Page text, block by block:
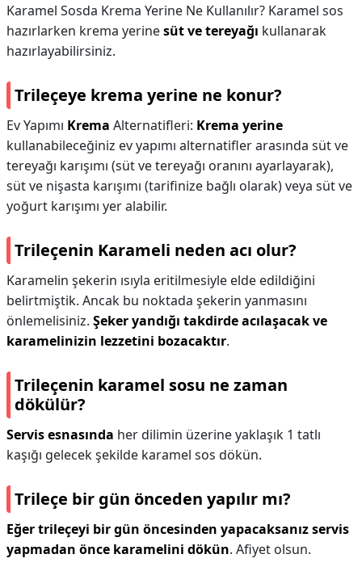
Karamel Sosda Krema Yerine Ne Kullanılır? Karamel sos
hazırlarken krema yerinesüt ve tereyağı kullanarak
hazırlayabilirsiniz.
Trileçeye krema yerine ne konur?
Ev Yapımı Krema Alternatifleri: Krema yerine
kullanabileceğiniz ev yapımı alternatifler arasında süt ve
tereyağı karışımı (süt ve tereyağı oranını ayarlayarak),
süt ve nişasta karışımı (tarifinize bağlı olarak) veya süt ve
yoğurt karışımı yer alabilir.
Trileçenin Karameli neden acı olur?
Karamelin şekerin ısıyla eritilmesiyle elde edildiğini
belirtmiştik. Ancak bu noktada şekerin yanmasını
önlemelisiniz. Şeker yandığı takdirde acılaşacak ve
karamelinizin lezzetini bozacaktır.
Trileçenin karamel sosu ne zaman
dökülür?
Servis esnasında her dilimin üzerine yaklaşık 1 tatlı
kaşığı gelecek şekilde karamel sos dökün.
Trileçe bir gün önceden yapılır mı?
Eğer trileçeyi bir gün öncesinden yapacaksanız servis
yapmadan önce karamelini dökün. Afiyet olsun.